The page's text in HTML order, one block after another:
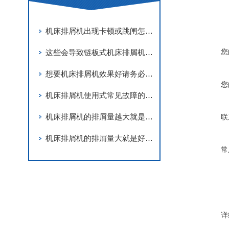
机床排屑机出现卡顿或跳闸怎么办？不妨来看看这个！
这些会导致链板式机床排屑机卡死的因素您知道吗？
想要机床排屑机效果好请务必做到这三步！
机床排屑机使用式常见故障的解决方法
机床排屑机的排屑量越大就是越好吗？
机床排屑机的排屑量大就是好的吗？